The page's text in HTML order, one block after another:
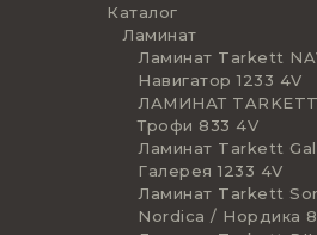
Каталог
Ламинат
Ламинат Tarkett
Навигатор 1233 4V
ЛАМИНАТ
Трофи 833 4V
Ламинат Tarkett
Галерея 1233 4V
Ламинат Tarkett
Nordica / Нордика